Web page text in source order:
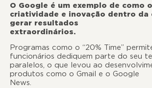
O Google é um exemplo de como
criatividade e inovação dentro da
gerar resultados
Programas como o “20% Time”
funcionários dediquem parte do seu
paralelos, o que levou ao
produtos como o Gmail e o Google